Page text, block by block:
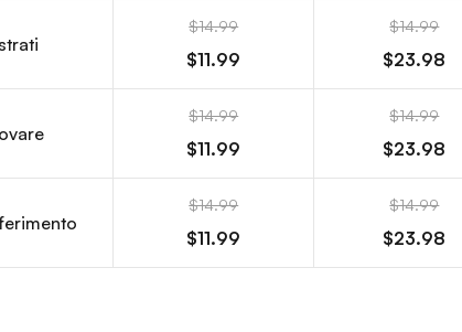
$14.99
$11.99
$14.99
$23.98
$14.99
$11.99
$14.99
$23.98
$14.99
$11.99
$14.99
$23.98